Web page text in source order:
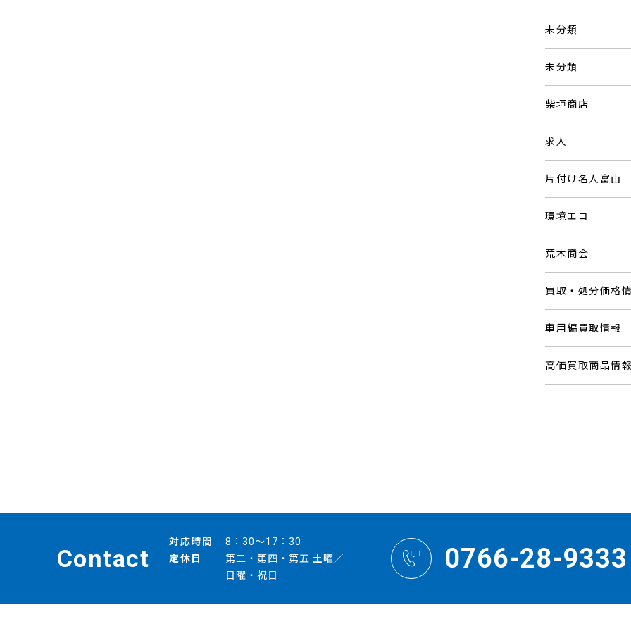
未分類
未分類
柴垣商店
求人
片付け名人富山
環境エコ
荒木商会
買取・処分価格
車用編買取情報
高価買取商品情
Contact
対応時間
8：30～17：30
定休日
第二・第四・第五 土曜／
日曜・祝日
0766-28-9333